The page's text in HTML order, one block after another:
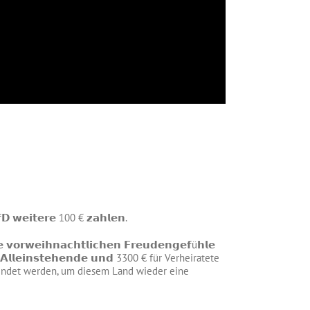
𝘄𝗲𝗶𝘁𝗲𝗿𝗲 100 € 𝘇𝗮𝗵𝗹𝗲𝗻.
𝘃𝗼𝗿𝘄𝗲𝗶𝗵𝗻𝗮𝗰𝗵𝘁𝗹𝗶𝗰𝗵𝗲𝗻 𝗙𝗿𝗲𝘂𝗱𝗲𝗻𝗴𝗲𝗳ü𝗵𝗹𝗲
𝘂𝗻𝗱 3300 € für Verheiratete
werden, um diesem Land wieder eine